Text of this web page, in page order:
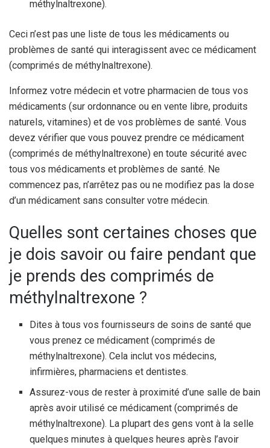
méthylnaltrexone).
Ceci n’est pas une liste de tous les médicaments ou
problèmes de santé qui interagissent avec ce médicament
(comprimés de méthylnaltrexone).
Informez votre médecin et votre pharmacien de tous vos
médicaments (sur ordonnance ou en vente libre, produits
naturels, vitamines) et de vos problèmes de santé. Vous
devez vérifier que vous pouvez prendre ce médicament
(comprimés de méthylnaltrexone) en toute sécurité avec
tous vos médicaments et problèmes de santé. Ne
commencez pas, n’arrêtez pas ou ne modifiez pas la dose
d’un médicament sans consulter votre médecin.
Quelles sont certaines choses que
je dois savoir ou faire pendant que
je prends des comprimés de
méthylnaltrexone ?
Dites à tous vos fournisseurs de soins de santé que
vous prenez ce médicament (comprimés de
méthylnaltrexone). Cela inclut vos médecins,
infirmières, pharmaciens et dentistes.
Assurez-vous de rester à proximité d’une salle de bain
après avoir utilisé ce médicament (comprimés de
méthylnaltrexone). La plupart des gens vont à la selle
quelques minutes à quelques heures après l’avoir